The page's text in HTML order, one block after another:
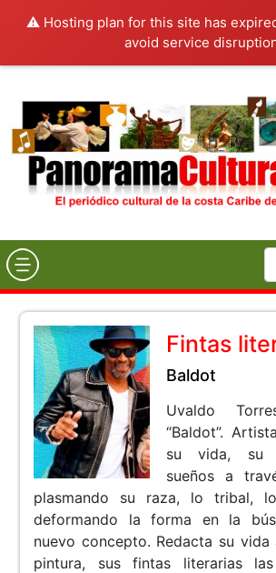
⚠️ Hosting plan for this site has
avoid service
Fintas
Baldot
Uvaldo
“Baldot”.
su vida, su
sueños a
plasmando su raza, lo tribal,
deformando la forma en la
nuevo concepto. Redacta su
pintura, sus fintas literarias